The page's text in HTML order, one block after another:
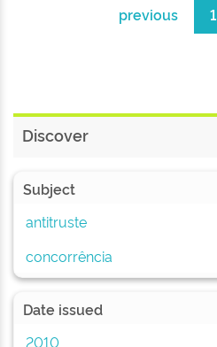
previous 1
Discover
Subject
antitruste
concorrência
Date issued
2010